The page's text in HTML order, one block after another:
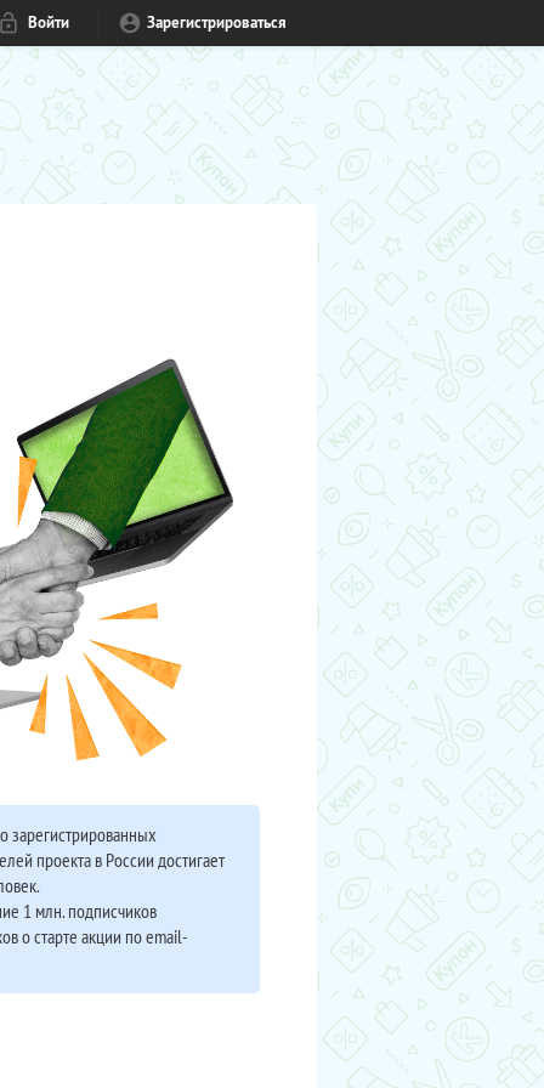
Войти Зарегистрироваться
зарегистрированных
проекта в России достигает
1 млн. подписчиков
о старте акции по email-